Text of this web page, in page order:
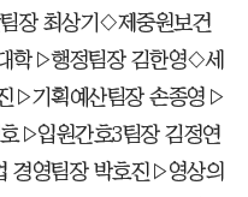
장 최상기◇제중원보건
학▷행정팀장 김한영◇세
▷기획예산팀장 손종영▷
▷입원간호3팀장 김정연
경영팀장 박호진▷영상의